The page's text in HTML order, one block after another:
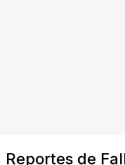
Reportes de